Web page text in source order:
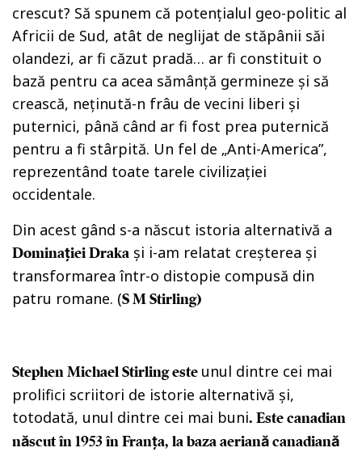
crescut? Să spunem că potențialul geo-politic al
Africii de Sud, atât de neglijat de stăpânii săi
olandezi, ar fi căzut pradă… ar fi constituit o
bază pentru ca acea sămânță germineze și să
crească, neținută-n frâu de vecini liberi și
puternici, până când ar fi fost prea puternică
pentru a fi stârpită. Un fel de „Anti-America”,
reprezentând toate tarele civilizației
occidentale.
Din acest gând s-a născut istoria alternativă a
Dominației Draka și i-am relatat creșterea și
transformarea într-o distopie compusă din
patru romane. (S M Stirling)
Stephen Michael Stirling este unul dintre cei mai
prolifici scriitori de istorie alternativă și,
totodată, unul dintre cei mai buni. Este canadian
născut în 1953 în Franța, la baza aeriană canadiană